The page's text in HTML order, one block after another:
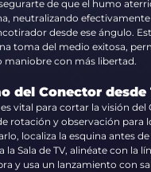
de que el humo
neutralizando
desde ese ángulo.
toma del medio exitosa,
maniobre con más libertad.
del Conector desde
vital para cortar la visión
rotación y observación para
localiza la esquina antes
la Sala de TV, alinéate con la
y usa un lanzamiento con